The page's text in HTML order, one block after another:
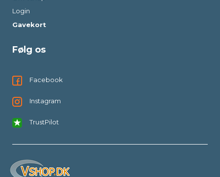
Login
Gavekort
Følg os
Facebook
Instagram
TrustPilot